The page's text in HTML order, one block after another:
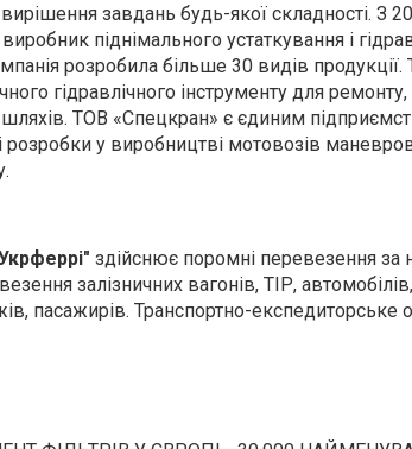
вирішення завдань будь-якої складності. З
піднімального устаткування і
розробила більше 30 видів
гідравлічного інструменту для
ТОВ «Спецкран» є єдиним
розробки у виробництві мотовозів
здійснює поромні перевезення за
залізничних вагонів, ТІР,
пасажирів. Транспортно-експедиторське